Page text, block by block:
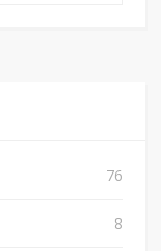
76
8